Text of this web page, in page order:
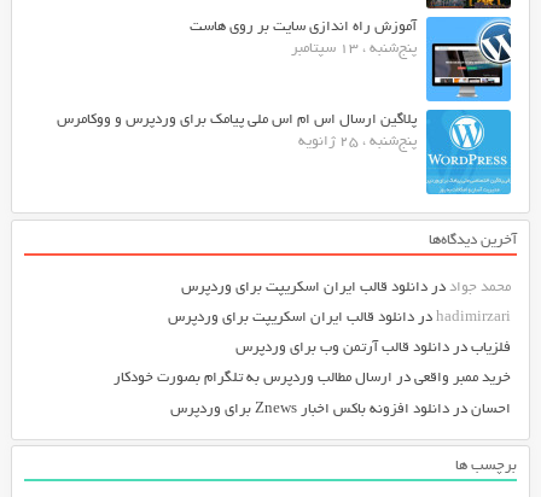
آموزش راه اندازی سایت بر روی هاست
پنج‌شنبه ، 13 سپتامبر
پلاگین ارسال اس ام اس ملی پیامک برای وردپرس و ووکامرس
پنج‌شنبه ، 25 ژانویه
آخرین دیدگاه‌ها
محمد جواددر دانلود قالب ایران اسکریپت برای وردپرس
hadimirzariدر دانلود قالب ایران اسکریپت برای وردپرس
فلزیابدر دانلود قالب آرتمن وب برای وردپرس
خرید ممبر واقعیدر ارسال مطالب وردپرس به تلگرام بصورت خودکار
احساندر دانلود افزونه باکس اخبار Znews برای وردپرس
برچسب ها